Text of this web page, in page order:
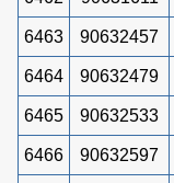
6463 90632457
6464 90632479
6465 90632533
6466 90632597